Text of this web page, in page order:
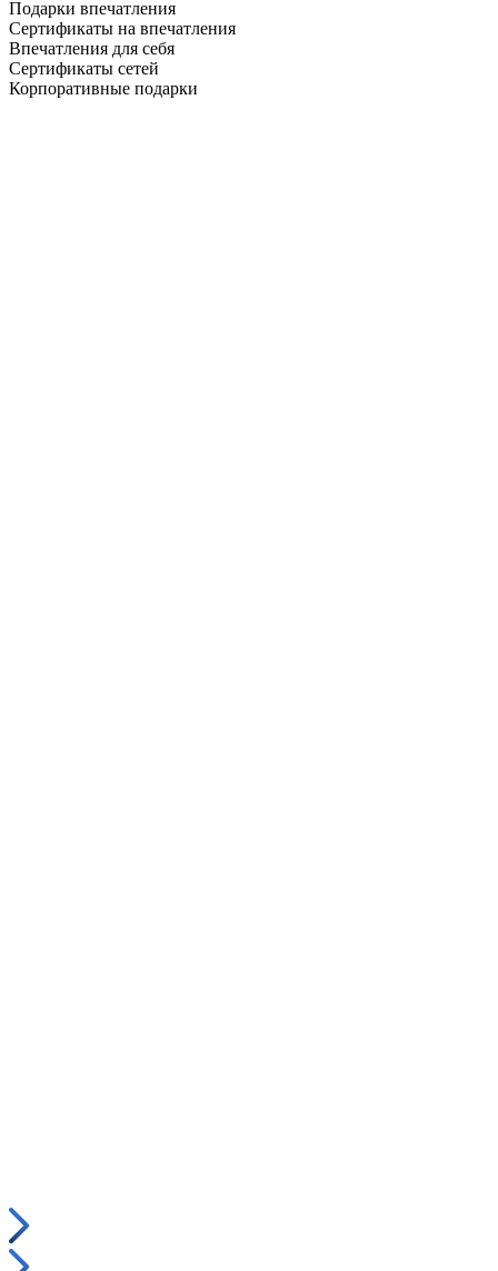
Подарки впечатления
Сертификаты на впечатления
Впечатления для себя
Сертификаты сетей
Корпоративные подарки